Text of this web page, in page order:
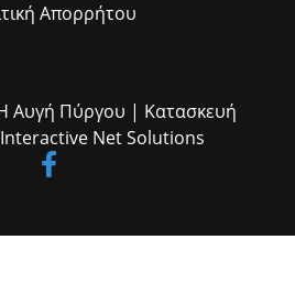
Απορρήτου
Αυγή Πύργου | Κατασκευή
Interactive Net Solutions